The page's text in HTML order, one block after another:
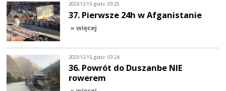
2023-12-15, godz. 03:25
37. Pierwsze 24h w Afganistanie
» więcej
2023-12-15, godz. 03:24
36. Powrót do Duszanbe NIE
rowerem